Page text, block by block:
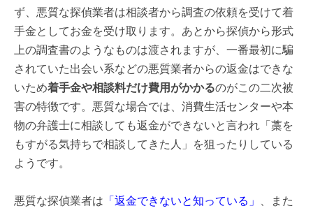
ず、悪質な探偵業者は相談者から調査の依頼を受けて着
手金としてお金を受け取ります。あとから探偵から形式
上の調査書のようなものは渡されますが、一番最初に騙
されていた出会い系などの悪質業者からの返金はできな
いため着手金や相談料だけ費用がかかるのがこの二次被
害の特徴です。悪質な場合では、消費生活センターや本
物の弁護士に相談しても返金ができないと言われ「藁を
もすがる気持ちで相談してきた人」を狙ったりしている
ようです。
悪質な探偵業者は 「返金できないと知っている」
、また